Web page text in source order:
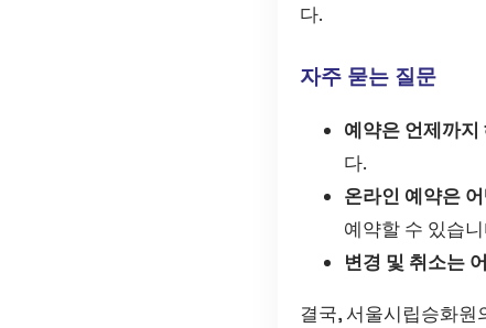
다.
자주 묻는 질문
예약은 언제까지
다.
온라인 예약은
예약할 수 있습
변경 및 취소는
결국, 서울시립승화원